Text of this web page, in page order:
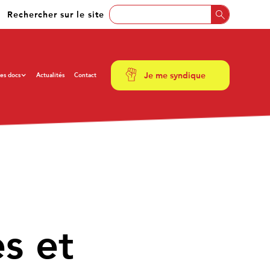
Rechercher sur le site
docs Actualités Contact Je me syndique
et